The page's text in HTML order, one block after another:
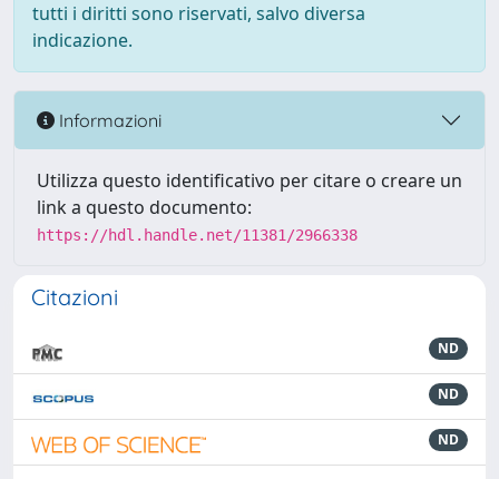
tutti i diritti sono riservati, salvo diversa
indicazione.
Informazioni
Utilizza questo identificativo per citare o creare un
link a questo documento:
https://hdl.handle.net/11381/2966338
Citazioni
ND
ND
ND